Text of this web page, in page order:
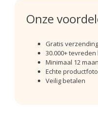
Onze
Gratis
30.000+
Minimaal 12
Echte
Veilig betalen